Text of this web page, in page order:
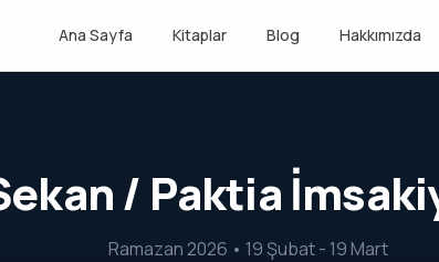
Ana Sayfa Kitaplar Blog Hakkımızda
/ Paktia
Ramazan 2026 • 19 Şubat - 19 Mart